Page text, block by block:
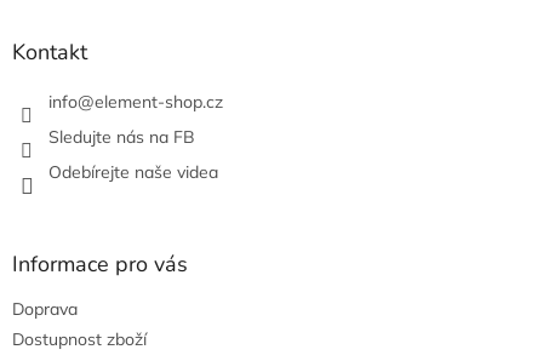
Kontakt
info@element-shop.cz
Sledujte nás na FB
Odebírejte naše videa
Informace pro vás
Doprava
Dostupnost zboží